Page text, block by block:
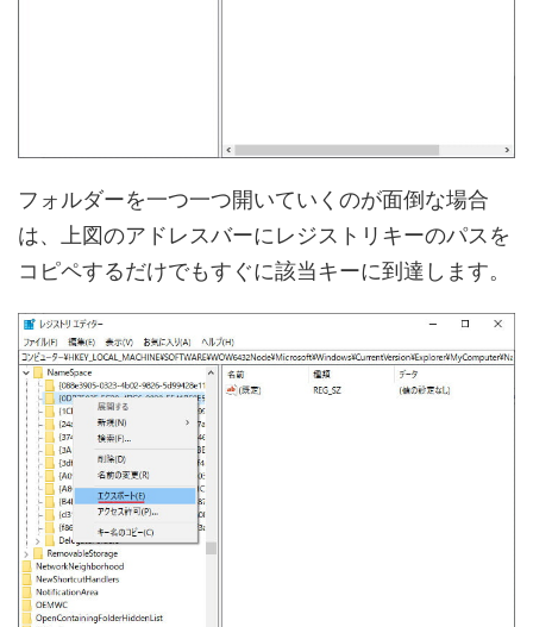
フォルダーを一つ一つ開いていくのが面倒な場合
は、上図のアドレスバーにレジストリキーのパスを
コピペするだけでもすぐに該当キーに到達します。